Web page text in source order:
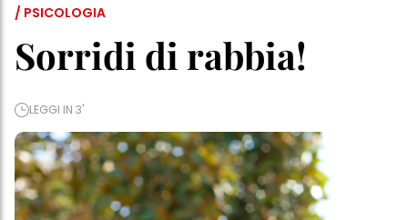
/ PSICOLOGIA
Sorridi di rabbia!
LEGGI IN 3'